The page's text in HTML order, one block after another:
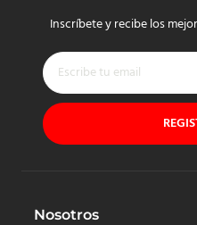
Inscríbete y recibe los
Nosotros